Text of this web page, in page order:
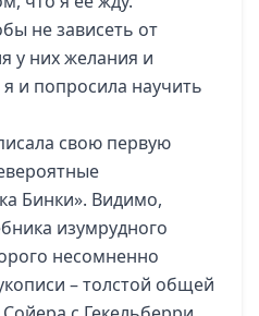
не зависеть от
у них желания и
и попросила научить
свою первую
Бинки». Видимо,
изумрудного
несомненно
– толстой общей